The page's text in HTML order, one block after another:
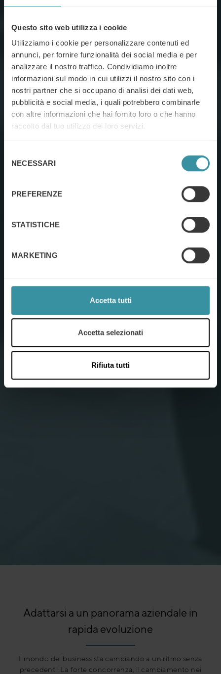
Questo sito web utilizza i cookie
Utilizziamo i cookie per personalizzare contenuti ed
annunci, per fornire funzionalità dei social media e per
analizzare il nostro traffico. Condividiamo inoltre
informazioni sul modo in cui utilizzi il nostro sito con i
nostri partner che si occupano di analisi dei dati web,
pubblicità e social media, i quali potrebbero combinarle
con altre informazioni che hai fornito loro o che hanno
raccolto dal tuo utilizzo dei loro servizi.
delNECESSARI
PREFERENZE
STATISTICHE
MARKETING
Accetta tutti
Accetta selezionati
Rifiuta tutti
Adattarsi a un panorama aziendale in
rapida evoluzione
Il mondo del business sta cambiando a un ritmo senza
precedenti. La forte concorrenza, il cambiamento nei